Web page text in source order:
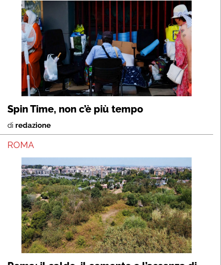
Spin Time, non c’è più tempo
di redazione
ROMA